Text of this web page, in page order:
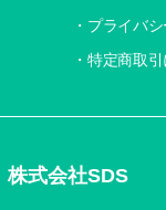
株式会社SDS
プライバ
特定商取